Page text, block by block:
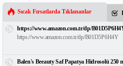
Sıcak Fırsatlarda Tıklananlar
https://www.amazon.com.tr/dp/
https://www.amazon.com.tr/dp/B01D5P6H4Y
Balen's Beeauty Saf Papatya Hidrosolü 250